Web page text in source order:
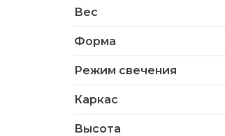
Вес
Форма
Режим свечения
Каркас
Высота